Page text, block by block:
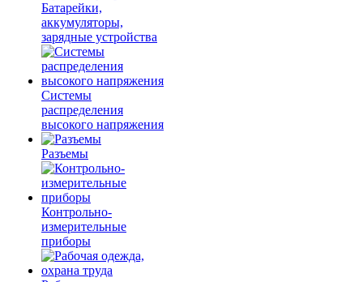
Батарейки,
аккумуляторы,
зарядные устройства
Системы
распределения
высокого напряжения
Разъемы
Контрольно-
измерительные
приборы